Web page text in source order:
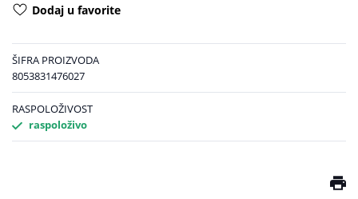
Dodaj u favorite
ŠIFRA PROIZVODA
8053831476027
RASPOLOŽIVOST
raspoloživo